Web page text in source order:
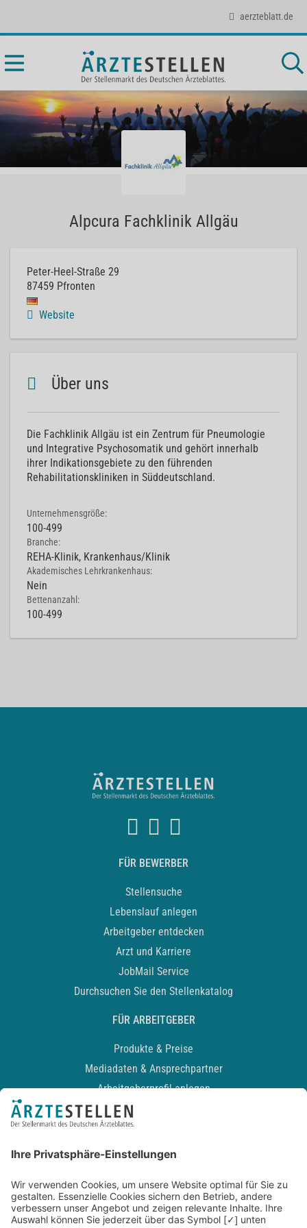
aerzteblatt.de
Alpcura Fachklinik Allgäu
Peter-Heel-Straße 29
87459 Pfronten
Website
Über uns
Die Fachklinik Allgäu ist ein Zentrum für Pneumologie
und Integrative Psychosomatik und gehört innerhalb
ihrer Indikationsgebiete zu den führenden
Rehabilitationskliniken in Süddeutschland.
Unternehmensgröße:
100-499
Branche:
REHA-Klinik, Krankenhaus/Klinik
Akademisches Lehrkrankenhaus:
Nein
Bettenanzahl:
100-499
FÜR BEWERBER
Stellensuche
Lebenslauf anlegen
Arbeitgeber entdecken
Arzt und Karriere
JobMail Service
Durchsuchen Sie den Stellenkatalog
FÜR ARBEITGEBER
Produkte & Preise
Mediadaten & Ansprechpartner
Arbeitgeberprofil anlegen
Recruiting-Podcast
Kontakt
Datenschutz